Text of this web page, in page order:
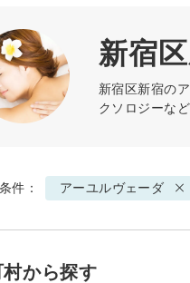
新宿
新宿区新宿の
クソロジーな
件： アーユルヴェーダ
村から探す